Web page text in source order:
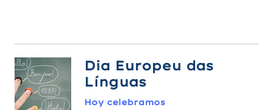
Dia Europeu das
Línguas
Hoy celebramos